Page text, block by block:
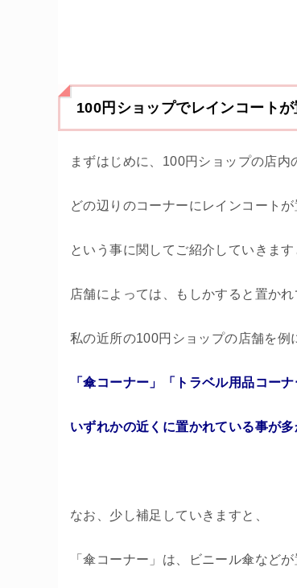
100円ショップでレインコート
まずはじめに、100円ショップの店内
どの辺りのコーナーにレインコートが
という事に関してご紹介していきます
店舗によっては、もしかすると置か
私の近所の100円ショップの店舗を例
「傘コーナー」「トラベル用品コー
いずれかの近くに置かれている事が
なお、少し補足していきますと、
「傘コーナー」は、ビニール傘など